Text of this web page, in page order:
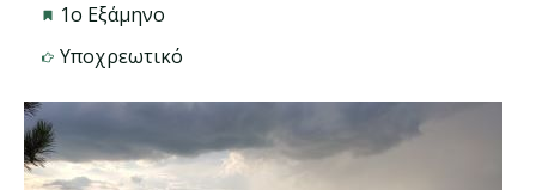
1ο Εξάμηνο
Υποχρεωτικό